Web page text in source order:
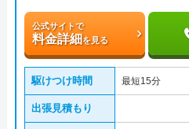
公式サイトで
料金詳細を見る
駆けつけ時間 最短15分
出張見積もり